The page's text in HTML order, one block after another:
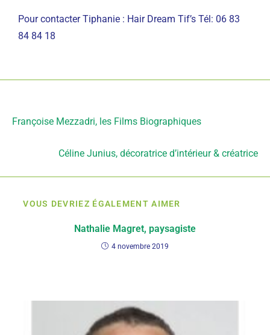
Pour contacter Tiphanie : Hair Dream Tif’s Tél: 06 83
84 84 18
Françoise Mezzadri, les Films Biographiques
Céline Junius, décoratrice d’intérieur & créatrice
VOUS DEVRIEZ ÉGALEMENT AIMER
Nathalie Magret, paysagiste
4 novembre 2019